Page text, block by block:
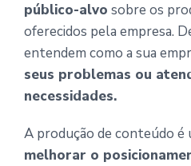
público-alvo sobre os
oferecidos pela empresa.
entendem como a sua
seus problemas ou
necessidades.
A produção de conteúdo é
melhorar o